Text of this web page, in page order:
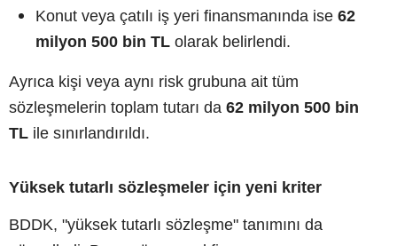
Konut veya çatılı iş yeri finansmanında ise 62
milyon 500 bin TL olarak belirlendi.
Ayrıca kişi veya aynı risk grubuna ait tüm
sözleşmelerin toplam tutarı da 62 milyon 500 bin
TL ile sınırlandırıldı.
Yüksek tutarlı sözleşmeler için yeni kriter
BDDK, "yüksek tutarlı sözleşme" tanımını da